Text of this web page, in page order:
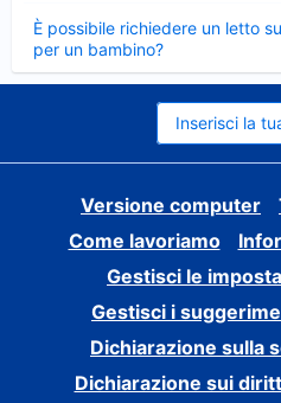
È possibile richiedere un letto
per un bambino?
Elemento
chiuso
Inserisci la
Versione computer
Come lavoriamo
Gestisci le
Gestisci i
Dichiarazione sulla
Dichiarazione sui